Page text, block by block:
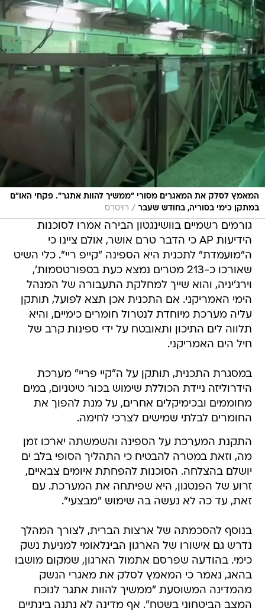
המאמץ לסלק את המאגרים מסורי "ממשיך להוות אתגר". פקחי האו"ם
במתקן כימי בסוריה, בחודש שעבר / רויטרס
גורמים רשמיים בוושינגטון הבירה אמרו לסוכנות
הידיעות AP כי הדבר טרם אושר, אולם ציינו כי
ה"מועמדת" לתכנית היא הספינה "קייפ ריי". כלי השיט
שאורכו כ-213 מטרים נמצא כעת בספורטסמות',
וירג'יניה, והוא שייך למחלקת התעבורה של המנהל
הימי האמריקני. אם התכנית אכן תצא לפועל, תותקן
עליה מערכת מיוחדת לנטרול חומרים כימיים, והיא
תלווה לים התיכון ותאובטח על ידי ספינות קרב של
חיל הים האמריקני.
במסגרת התכנית, תותקן על ה"קיי פריי" מערכת
הידרוליזה ניידת הכוללת שימוש בכור טיטניום, במים
מחוממים ובכימיקלים אחרים, על מנת להפוך את
החומרים לבלתי שמישים לצרכי לחימה.
התקנת המערכת על הספינה והשמשתה יארכו זמן
מה, וזאת במטרה להבטיח כי התהליך הסופי בלב ים
יושלם בהצלחה. הסוכנות להפחתת איומים צבאיים,
זרוע של הפנטגון, היא שפיתחה את המערכת. עם
זאת, עד כה לא נעשה בה שימוש "מבצעי".
בנוסף להסכמתה של ארצות הברית, לצורך המהלך
נדרש גם אישורו של הארגון הבינלאומי למניעת נשק
כימי. בהודעה שפרסם אתמול הארגון, שמקום מושבו
בהאג, נאמר כי המאמץ לסלק את מאגרי הנשק
מהמדינה המשוסעת "ממשיך להוות אתגר לנוכח
המצב הביטחוני בשטח". אף מדינה לא נתנה בינתיים